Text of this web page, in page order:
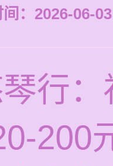
间：2026-06-
行
200